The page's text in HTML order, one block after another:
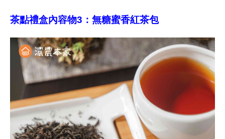
茶點禮盒內容物3：無糖蜜香紅茶包